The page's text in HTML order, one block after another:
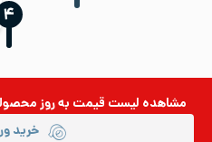
‍۴
مشاهده لیست قیمت به روز
خرید